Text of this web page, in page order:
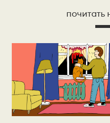
почитать